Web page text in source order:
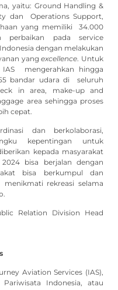
yaitu: Ground Handling &
dan Operations Support,
yang memiliki 34.000
perbaikan pada service
dengan melakukan
yangexcellence . Untuk
IAS mengerahkan hingga
bandar udara di seluruh
in area, make-up and
area sehingga proses
cepat.
dan berkolaborasi,
kepentingan untuk
kepada masyarakat
bisa berjalan dengan
bisa berkumpul dan
rekreasi selama
Relation Division Head
Aviation Services (IAS),
Indonesia, atau